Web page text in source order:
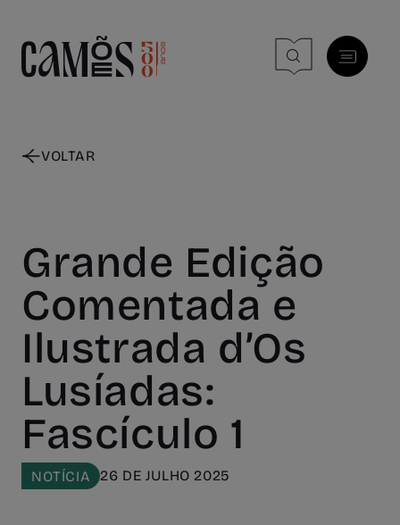
VOLTAR
Grande Edição
Comentada e
Ilustrada d’Os
Lusíadas:
Fascículo 1
NOTÍCIA 26 DE JULHO 2025